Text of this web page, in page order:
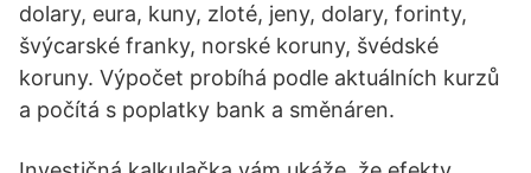
dolary, eura, kuny, zloté, jeny, dolary, forinty,
švýcarské franky, norské koruny, švédské
koruny. Výpočet probíhá podle aktuálních kurzů
a počítá s poplatky bank a směnáren.